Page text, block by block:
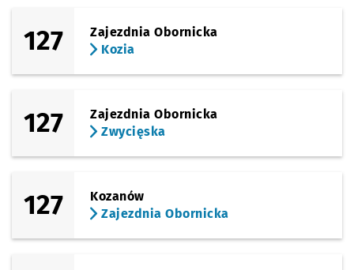
127
Zajezdnia Obornicka
Kozia
127
Zajezdnia Obornicka
Zwycięska
127
Kozanów
Zajezdnia Obornicka